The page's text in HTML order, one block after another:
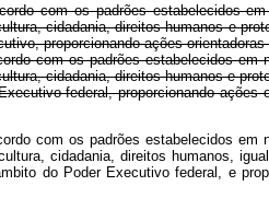
com os padrões estabelecidos
cidadania, direitos humanos e
proporcionando ações
com os padrões estabelecidos em
cidadania, direitos humanos e
federal, proporcionando
com os padrões estabelecidos
cidadania, direitos humanos,
do Poder Executivo federal, e